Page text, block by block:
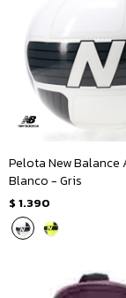
Pelota New Balance
Blanco - Gris
$ 1.390